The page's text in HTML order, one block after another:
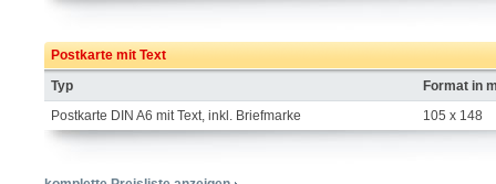
Postkarte mit Text
Typ
Format in
Postkarte DIN A6 mit Text, inkl. Briefmarke
105 x 148